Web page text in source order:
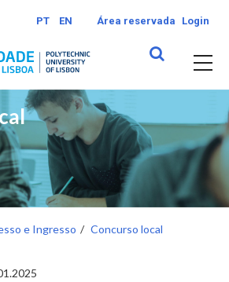
PT EN Área reservada Login
e Ingresso Concurso local